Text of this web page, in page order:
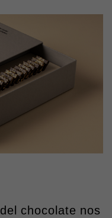
chocolate nos